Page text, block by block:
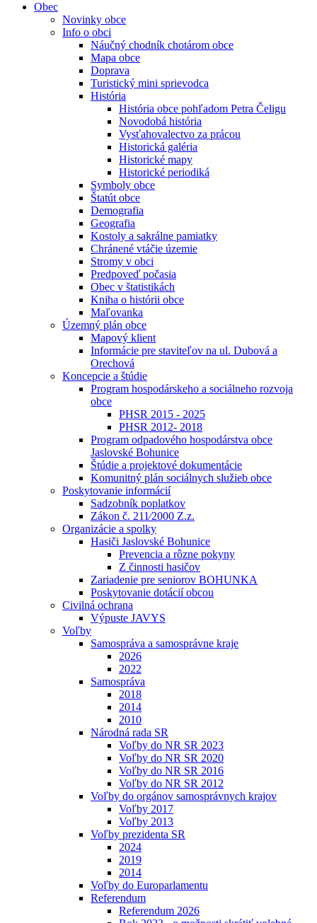
Obec
Novinky obce
Info o obci
Náučný chodník chotárom obce
Mapa obce
Doprava
Turistický mini sprievodca
História
História obce pohľadom Petra Čeligu
Novodobá história
Vysťahovalectvo za prácou
Historická galéria
Historické mapy
Historické periodiká
Symboly obce
Štatút obce
Demografia
Geografia
Kostoly a sakrálne pamiatky
Chránené vtáčie územie
Stromy v obci
Predpoveď počasia
Obec v štatistikách
Kniha o histórii obce
Maľovanka
Územný plán obce
Mapový klient
Informácie pre staviteľov na ul. Dubová a
Orechová
Koncepcie a štúdie
Program hospodárskeho a sociálneho rozvoja
obce
PHSR 2015 - 2025
PHSR 2012- 2018
Program odpadového hospodárstva obce
Jaslovské Bohunice
Štúdie a projektové dokumentácie
Komunitný plán sociálnych služieb obce
Poskytovanie informácií
Sadzobník poplatkov
Zákon č. 211⁄2000 Z.z.
Organizácie a spolky
Hasiči Jaslovské Bohunice
Prevencia a rôzne pokyny
Z činnosti hasičov
Zariadenie pre seniorov BOHUNKA
Poskytovanie dotácií obcou
Civilná ochrana
Výpuste JAVYS
Voľby
Samospráva a samosprávne kraje
2026
2022
Samospráva
2018
2014
2010
Národná rada SR
Voľby do NR SR 2023
Voľby do NR SR 2020
Voľby do NR SR 2016
Voľby do NR SR 2012
Voľby do orgánov samosprávnych krajov
Voľby 2017
Voľby 2013
Voľby prezidenta SR
2024
2019
2014
Voľby do Europarlamentu
Referendum
Referendum 2026